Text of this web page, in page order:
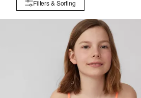
Filters & Sorting